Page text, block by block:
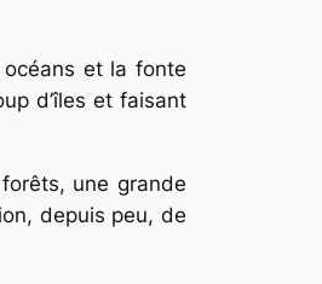
et la fonte
d’îles et faisant
une grande
depuis peu, de